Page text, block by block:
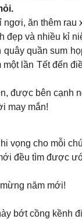
ăn thêm
đẹp và nhiều kỉ
quần sum
một lần Tết đến
được bên cạnh
may mắn!
vọng cho mỗi
đều tìm được
năm mới!
bớt cồng kềnh